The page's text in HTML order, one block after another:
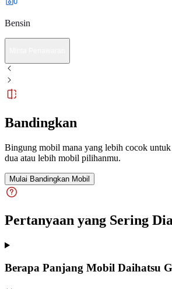
Bensin
Bandingkan
Bingung mobil mana yang lebih cocok
dua atau lebih mobil pilihanmu.
Mulai Bandingkan Mobil
Pertanyaan yang Sering
Berapa Panjang Mobil Daihatsu